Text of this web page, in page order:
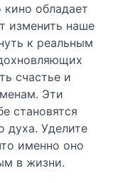
обладает
изменить наше
к реальным
счастье и
Эти
становятся
духа. Уделите
именно оно
в жизни.